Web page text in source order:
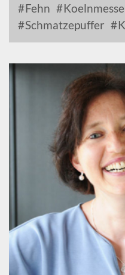
Fehn Koelnmesse
Schmatzepuffer